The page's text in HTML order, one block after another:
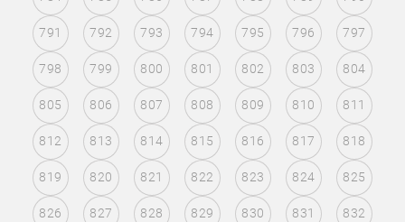
791 792 793 794 795 796 797
798 799 800 801 802 803 804
805 806 807 808 809 810 811
812 813 814 815 816 817 818
819 820 821 822 823 824 825
826 827 828 829 830 831 832